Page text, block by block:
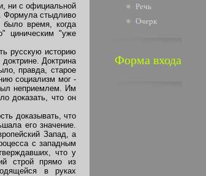
ни с официальной
Формула стыдливо
было время, когда
циническим "уже
русскую историю
Доктрина
правда, старое
социализм мог -
неприемлем. Им
доказать, что он
доказывать, что
его значение.
Запад, а
с западным
что у
строй прямо из
в руках
Речь
Очерк
Форма входа